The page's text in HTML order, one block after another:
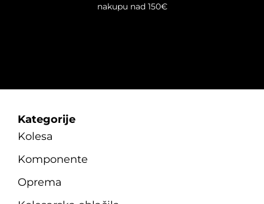
nakupu nad 150€
Kategorije
Kolesa
Komponente
Oprema